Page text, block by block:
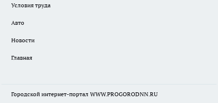
Условия труда
Авто
Новости
Главная
Городской интернет-портал WWW.PROGORODNN.RU